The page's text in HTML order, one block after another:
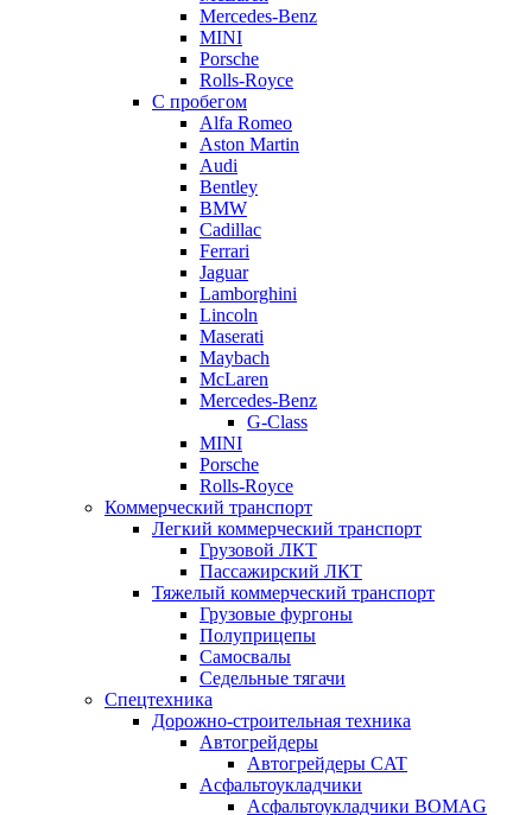
Mercedes-Benz
MINI
Porsche
Rolls-Royce
С пробегом
Alfa Romeo
Aston Martin
Audi
Bentley
BMW
Cadillac
Ferrari
Jaguar
Lamborghini
Lincoln
Maserati
Maybach
McLaren
Mercedes-Benz
G-Class
MINI
Porsche
Rolls-Royce
Коммерческий транспорт
Легкий коммерческий транспорт
Грузовой ЛКТ
Пассажирский ЛКТ
Тяжелый коммерческий транспорт
Грузовые фургоны
Полуприцепы
Самосвалы
Седельные тягачи
Спецтехника
Дорожно-строительная техника
Автогрейдеры
Автогрейдеры CAT
Асфальтоукладчики
Асфальтоукладчики BOMAG